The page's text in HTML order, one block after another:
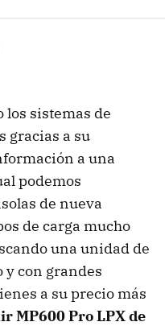
los sistemas de
gracias a su
a una
podemos
de nueva
de carga mucho
una unidad de
y con grandes
a su precio más
MP600 Pro LPX de